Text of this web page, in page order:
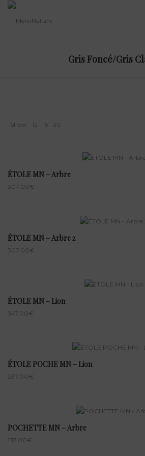
Gris Foncé/Gris
Show 12 15 30
ÉTOLE MN – Arbre
307.00€
ÉTOLE MN – Arbre 2
307.00€
ÉTOLE MN – Lion
347.00€
ÉTOLE POCHE MN – Lion
337.00€
POCHETTE MN – Arbre
137.00€